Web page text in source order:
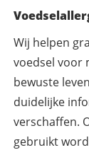
Wij helpen
voedsel voor
bewuste
duidelijke
verschaffen.
gebruikt